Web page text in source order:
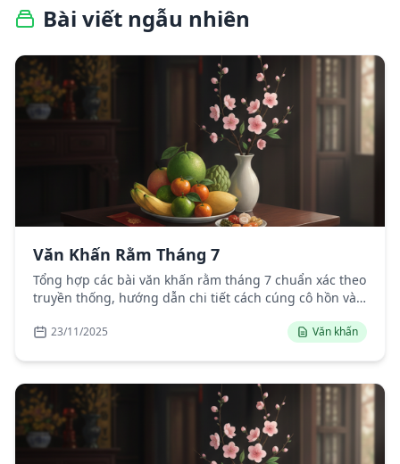
Bài viết ngẫu nhiên
Văn Khấn Rằm Tháng 7
Tổng hợp các bài văn khấn rằm tháng 7 chuẩn xác theo
truyền thống, hướng dẫn chi tiết cách cúng cô hồn và
23/11/2025 Văn khấn